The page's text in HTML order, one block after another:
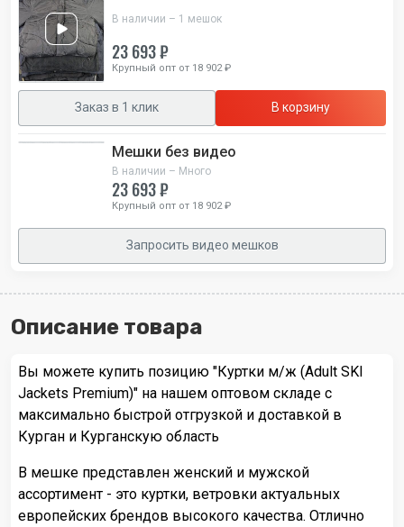
В наличии – 1 мешок
23 693 ₽
Крупный опт от 18 902 ₽
Заказ в 1 клик В корзину
Мешки без видео
В наличии – Много
23 693 ₽
Крупный опт от 18 902 ₽
Запросить видео мешков
Описание товара
Вы можете купить позицию "Куртки м/ж (Adult SKI
Jackets Premium)" на нашем оптовом складе с
максимально быстрой отгрузкой и доставкой в
Курган и Курганскую область
В мешке представлен женский и мужской
ассортимент - это куртки, ветровки актуальных
европейских брендов высокого качества. Отлично